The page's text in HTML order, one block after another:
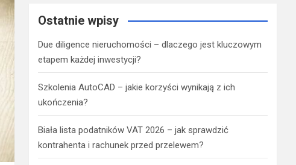
Ostatnie wpisy
Due diligence nieruchomości – dlaczego jest kluczowym
etapem każdej inwestycji?
Szkolenia AutoCAD – jakie korzyści wynikają z ich
ukończenia?
Biała lista podatników VAT 2026 – jak sprawdzić
kontrahenta i rachunek przed przelewem?